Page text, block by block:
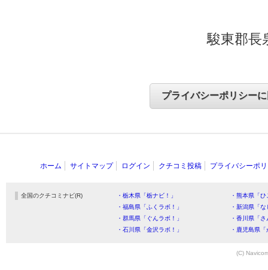
駿東郡
ホーム サイトマップ ログイン クチコミ投稿 プライバシーポ
全国のクチコミナビ(R) ・栃木県「栃ナビ！」
・熊本県「
・福島県「ふくラボ！」
・新潟県「
・群馬県「ぐんラボ！」
・香川県「
・石川県「金沢ラボ！」
・鹿児島県
(C)